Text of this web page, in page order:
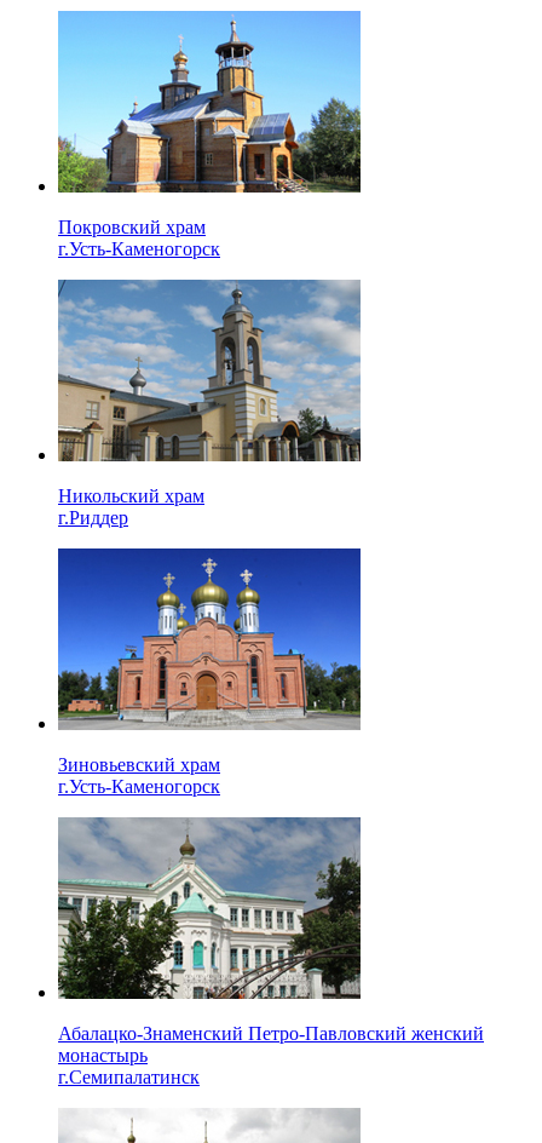
Покровский храм
г.Усть-Каменогорск
Никольский храм
г.Риддер
Зиновьевский храм
г.Усть-Каменогорск
Абалацко-Знаменский Петро-Павловский женский
монастырь
г.Семипалатинск